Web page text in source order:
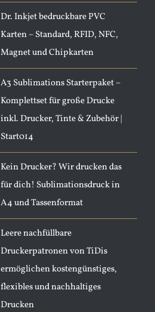
Dr. Inkjet bedruckbare PVC
Karten – Standard, RFID, NFC,
Magnet und Chipkarten
A3 Sublimations Starterpaket –
Komplettset für große Drucke
inkl. Drucker, Tinte & Zubehör |
Start014
Kein Drucker? Wir drucken das
für dich! Sublimationsdruck in
A4 und Tassenformat
Leere nachfüllbare
Druckerpatronen von TiDis
ermöglichen kostengünstiges,
flexibles und nachhaltiges
Drucken